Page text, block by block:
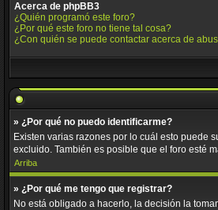
Acerca de phpBB3
¿Quién programó este foro?
¿Por qué este foro no tiene tal cosa?
¿Con quién se puede contactar acerca de
» ¿Por qué no puedo identificarme?
Existen varias razones por lo cuál esto puede
excluido. También es posible que el foro esté
Arriba
» ¿Por qué me tengo que registrar?
No está obligado a hacerlo, la decisión la